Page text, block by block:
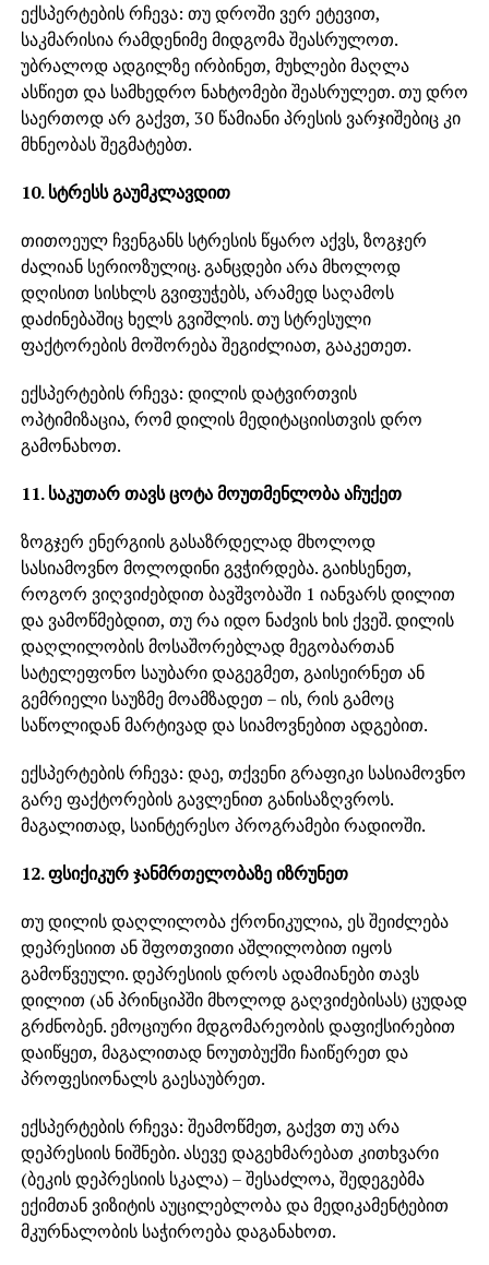
ექსპერტების რჩევა: თუ დროში ვერ ეტევით,
საკმარისია რამდენიმე მიდგომა შეასრულოთ.
უბრალოდ ადგილზე ირბინეთ, მუხლები მაღლა
ასწიეთ და სამხედრო ნახტომები შეასრულეთ. თუ დრო
საერთოდ არ გაქვთ, 30 წამიანი პრესის ვარჯიშებიც კი
მხნეობას შეგმატებთ.
10. სტრესს გაუმკლავდით
თითოეულ ჩვენგანს სტრესის წყარო აქვს, ზოგჯერ
ძალიან სერიოზულიც. განცდები არა მხოლოდ
დღისით სისხლს გვიფუჭებს, არამედ საღამოს
დაძინებაშიც ხელს გვიშლის. თუ სტრესული
ფაქტორების მოშორება შეგიძლიათ, გააკეთეთ.
ექსპერტების რჩევა: დილის დატვირთვის
ოპტიმიზაცია, რომ დილის მედიტაციისთვის დრო
გამონახოთ.
11. საკუთარ თავს ცოტა მოუთმენლობა აჩუქეთ
ზოგჯერ ენერგიის გასაზრდელად მხოლოდ
სასიამოვნო მოლოდინი გვჭირდება. გაიხსენეთ,
როგორ ვიღვიძებდით ბავშვობაში 1 იანვარს დილით
და ვამოწმებდით, თუ რა იდო ნაძვის ხის ქვეშ. დილის
დაღლილობის მოსაშორებლად მეგობართან
სატელეფონო საუბარი დაგეგმეთ, გაისეირნეთ ან
გემრიელი საუზმე მოამზადეთ – ის, რის გამოც
საწოლიდან მარტივად და სიამოვნებით ადგებით.
ექსპერტების რჩევა: დაე, თქვენი გრაფიკი სასიამოვნო
გარე ფაქტორების გავლენით განისაზღვროს.
მაგალითად, საინტერესო პროგრამები რადიოში.
12. ფსიქიკურ ჯანმრთელობაზე იზრუნეთ
თუ დილის დაღლილობა ქრონიკულია, ეს შეიძლება
დეპრესიით ან შფოთვითი აშლილობით იყოს
გამოწვეული. დეპრესიის დროს ადამიანები თავს
დილით (ან პრინციპში მხოლოდ გაღვიძებისას) ცუდად
გრძნობენ. ემოციური მდგომარეობის დაფიქსირებით
დაიწყეთ, მაგალითად ნოუთბუქში ჩაიწერეთ და
პროფესიონალს გაესაუბრეთ.
ექსპერტების რჩევა: შეამოწმეთ, გაქვთ თუ არა
დეპრესიის ნიშნები. ასევე დაგეხმარებათ კითხვარი
(ბეკის დეპრესიის სკალა) – შესაძლოა, შედეგებმა
ექიმთან ვიზიტის აუცილებლობა და მედიკამენტებით
მკურნალობის საჭიროება დაგანახოთ.